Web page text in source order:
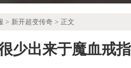
> 新开超变传奇 > 正文
少出来于魔血戒